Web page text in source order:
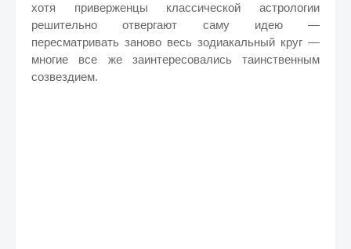
хотя приверженцы классической астрологии
решительно отвергают саму идею —
пересматривать заново весь зодиакальный круг —
многие все же заинтересовались таинственным
созвездием.